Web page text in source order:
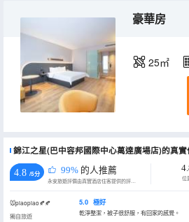
豪華房
25㎡
錦江之星(巴中容邦國際中心萬達廣場店)的真實
4.8 /5分 99% 的人推薦
永安旅遊評價由真實酒店住客提供的評價。 位
🐭piaopiao🍂🍂
獨自旅遊
5.0 極好
乾淨整潔，被子很舒服，有回家的感覺。